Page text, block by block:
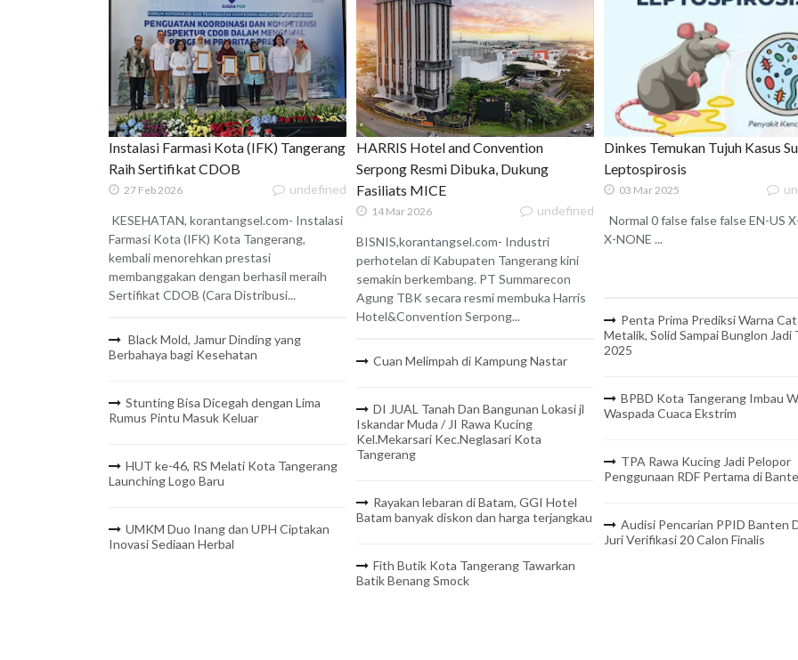
Instalasi Farmasi Kota (IFK) Tangerang
Raih Sertifikat CDOB
27 Feb 2026 undefined
KESEHATAN, korantangsel.com- Instalasi
Farmasi Kota (IFK) Kota Tangerang,
kembali menorehkan prestasi
membanggakan dengan berhasil meraih
Sertifikat CDOB (Cara Distribusi...
Black Mold, Jamur Dinding yang
Berbahaya bagi Kesehatan
Stunting Bisa Dicegah dengan Lima
Rumus Pintu Masuk Keluar
HUT ke-46, RS Melati Kota Tangerang
Launching Logo Baru
UMKM Duo Inang dan UPH Ciptakan
Inovasi Sediaan Herbal
HARRIS Hotel and Convention
Serpong Resmi Dibuka, Dukung
Fasiliats MICE
14 Mar 2026 undefined
BISNIS,korantangsel.com- Industri
perhotelan di Kabupaten Tangerang kini
semakin berkembang. PT Summarecon
Agung TBK secara resmi membuka Harris
Hotel&Convention Serpong...
Cuan Melimpah di Kampung Nastar
DI JUAL Tanah Dan Bangunan Lokasi jl
Iskandar Muda / JI Rawa Kucing
Kel.Mekarsari Kec.Neglasari Kota
Tangerang
Rayakan lebaran di Batam, GGI Hotel
Batam banyak diskon dan harga terjangkau
Fith Butik Kota Tangerang Tawarkan
Batik Benang Smock
Dinkes Temukan Tujuh Kasus
Leptospirosis
03 Mar 2025
Normal 0 false false false EN-US
X-NONE ...
Penta Prima Prediksi Warna
Metalik, Solid Sampai Bunglon Jadi
2025
BPBD Kota Tangerang Imbau
Waspada Cuaca Ekstrim
TPA Rawa Kucing Jadi Pelopor
Penggunaan RDF Pertama di
Audisi Pencarian PPID Banten
Juri Verifikasi 20 Calon Finalis